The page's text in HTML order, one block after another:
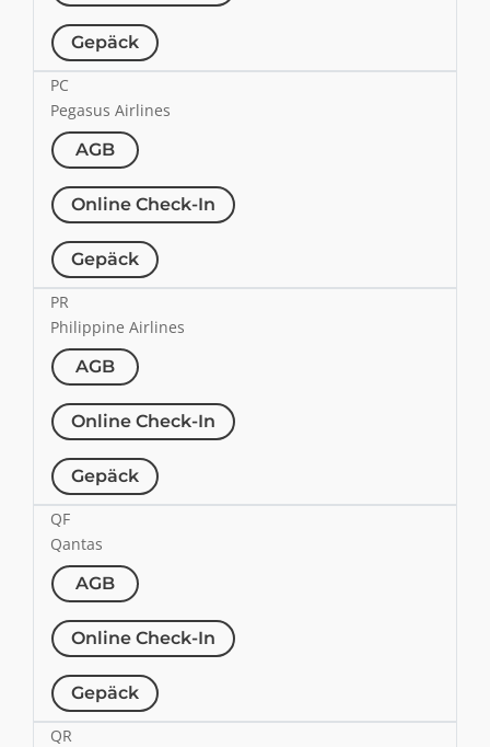
Gepäck
PC
Pegasus Airlines
AGB
Online Check-In
Gepäck
PR
Philippine Airlines
AGB
Online Check-In
Gepäck
QF
Qantas
AGB
Online Check-In
Gepäck
QR